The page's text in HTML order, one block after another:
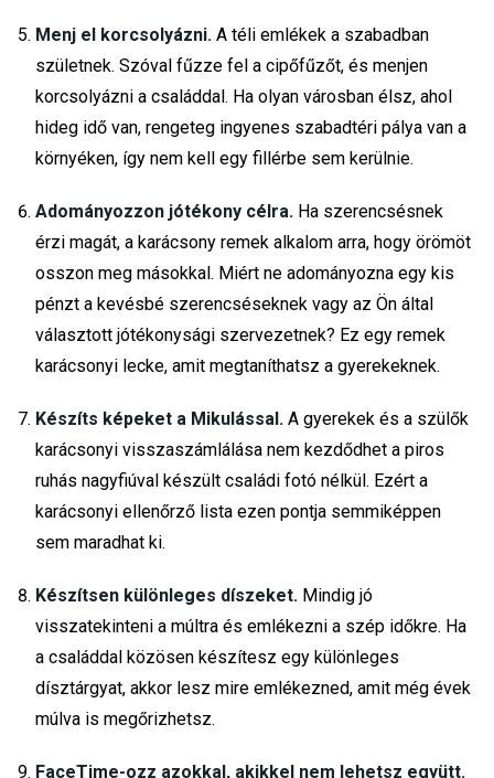
Menj el korcsolyázni. A téli emlékek a szabadban
születnek. Szóval fűzze fel a cipőfűzőt, és menjen
korcsolyázni a családdal. Ha olyan városban élsz, ahol
hideg idő van, rengeteg ingyenes szabadtéri pálya van a
környéken, így nem kell egy fillérbe sem kerülnie.
Adományozzon jótékony célra. Ha szerencsésnek
érzi magát, a karácsony remek alkalom arra, hogy örömöt
osszon meg másokkal. Miért ne adományozna egy kis
pénzt a kevésbé szerencséseknek vagy az Ön által
választott jótékonysági szervezetnek? Ez egy remek
karácsonyi lecke, amit megtaníthatsz a gyerekeknek.
Készíts képeket a Mikulással. A gyerekek és a szülők
karácsonyi visszaszámlálása nem kezdődhet a piros
ruhás nagyfiúval készült családi fotó nélkül. Ezért a
karácsonyi ellenőrző lista ezen pontja semmiképpen
sem maradhat ki.
Készítsen különleges díszeket. Mindig jó
visszatekinteni a múltra és emlékezni a szép időkre. Ha
a családdal közösen készítesz egy különleges
dísztárgyat, akkor lesz mire emlékezned, amit még évek
múlva is megőrizhetsz.
FaceTime-ozz azokkal, akikkel nem lehetsz együtt.